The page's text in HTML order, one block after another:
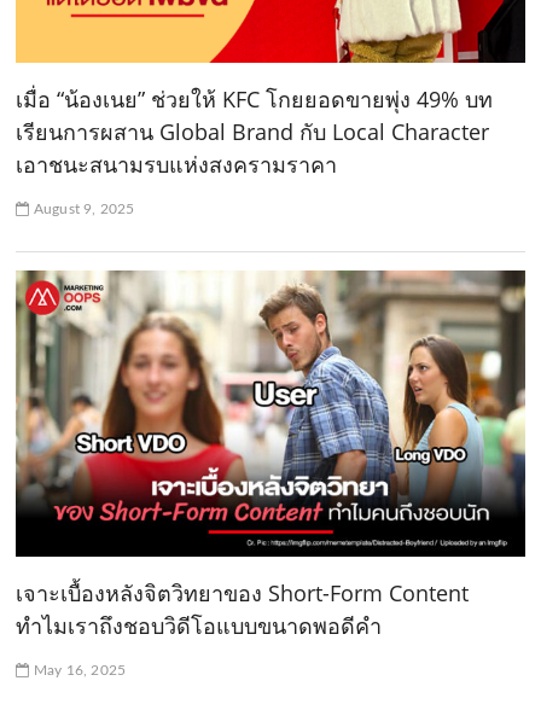
เมื่อ “น้องเนย” ช่วยให้ KFC โกยยอดขายพุ่ง 49% บท
เรียนการผสาน Global Brand กับ Local Character
เอาชนะสนามรบแห่งสงครามราคา
August 9, 2025
เจาะเบื้องหลังจิตวิทยาของ Short-Form Content
ทําไมเราถึงชอบวิดีโอแบบขนาดพอดีคํา
May 16, 2025